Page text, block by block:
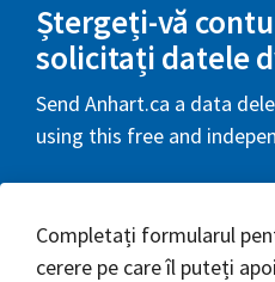
Ștergeți-vă
solicitați datele
Send Anhart.ca a data
using this free and
Completați formularul
cerere pe care îl puteți